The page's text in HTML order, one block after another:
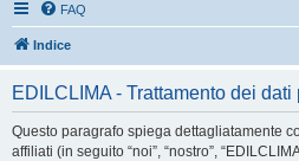
FAQ
Indice
EDILCLIMA - Trattamento dei dati
Questo paragrafo spiega dettagliatamente
affiliati (in seguito “noi”, “nostro”,